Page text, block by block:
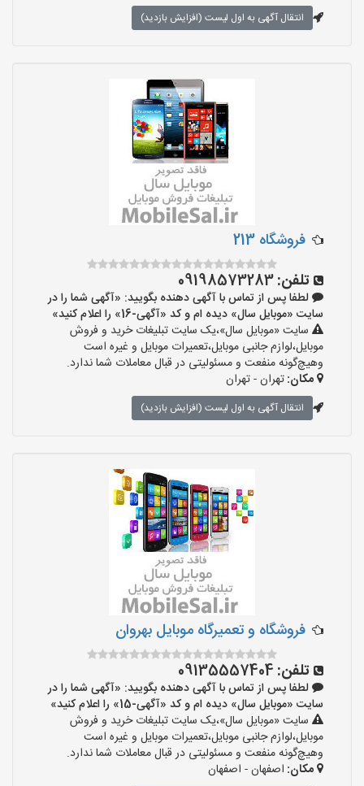
انتقال آگهی به اول لیست (افزایش بازدید)
فروشگاه 213
تلفن:09198573283
لطفا پس از تماس با آگهی دهنده بگویید: «آگهی شما را در
سایت «موبایل سال» دیده ام و کد «آگهی-16» را اعلام کنید»
سایت «موبایل سال»،یک سایت تبلیغات خرید و فروش
موبایل،لوازم جانبی موبایل،تعمیرات موبایل و غیره است
وهیچ‌گونه منفعت و مسئولیتی در قبال معاملات شما ندارد.
مکان:تهران - تهران
انتقال آگهی به اول لیست (افزایش بازدید)
فروشگاه و تعمیرگاه موبایل بهروان
تلفن: 09135557404
لطفا پس از تماس با آگهی دهنده بگویید: «آگهی شما را در
سایت «موبایل سال» دیده ام و کد «آگهی-15» را اعلام کنید»
سایت «موبایل سال»،یک سایت تبلیغات خرید و فروش
موبایل،لوازم جانبی موبایل،تعمیرات موبایل و غیره است
وهیچ‌گونه منفعت و مسئولیتی در قبال معاملات شما ندارد.
مکان: اصفهان - اصفهان